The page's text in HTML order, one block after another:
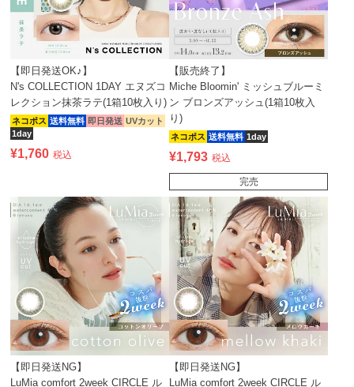
【即日発送OK♪】
N's COLLECTION 1DAY エヌズコ
レクション抹茶ラテ(1箱10枚入り)
ネコポス 送料無料 即日発送 UVカット
1day
¥1,760 税込
【販売終了】
Miche Bloomin' ミッシュブルーミ
ン ブロンズアッシュ(1箱10枚入
り)
ネコポス 送料無料 1day
¥1,793 税込
完売
【即日発送NG】
LuMia comfort 2week CIRCLE ル
【即日発送NG】
LuMia comfort 2week CIRCLE ル